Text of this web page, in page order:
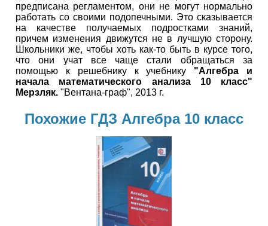
предписана регламентом, они не могут нормально
работать со своими подопечными. Это сказывается
на качестве получаемых подростками знаний,
причем изменения движутся не в лучшую сторону.
Школьники же, чтобы хоть как-то быть в курсе того,
что они учат все чаще стали обращаться за
помощью к решебнику к учебнику "Алгебра и
начала математического анализа 10 класс"
Мерзляк. "Вентана-граф", 2013 г.
Похожие ГДЗ Алгебра 10 класс